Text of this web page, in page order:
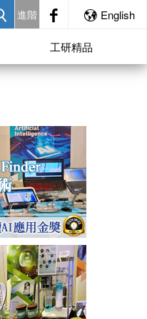
進階 English
工研精品